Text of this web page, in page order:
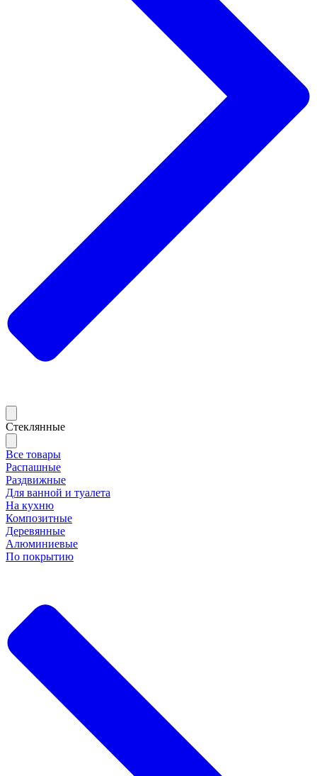
Стеклянные
Все товары
Распашные
Раздвижные
Для ванной и туалета
На кухню
Композитные
Деревянные
Алюминиевые
По покрытию